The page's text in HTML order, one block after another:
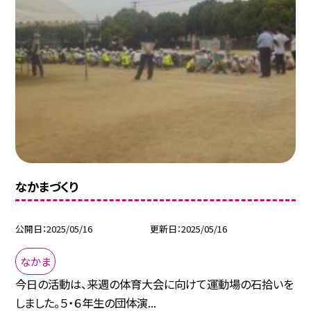
なかまづくり
公開日 2025/05/16 更新日 2025/05/16
なかま
今日の活動は、来週の体育大会に向けて運動場の石拾いを
しました。５・６年生の団体演...